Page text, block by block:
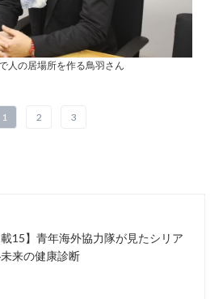
人の居場所を作る鳥羽さん
1 2 3
載15】青年海外協力隊が見たシリア
来の健康診断